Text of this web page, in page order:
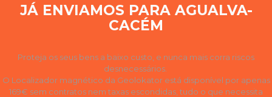
JÁ ENVIAMOS PARA AGUALVA-
CACÉM
Proteja os seus bens a baixo custo, e nunca mais corra riscos
desnecessários.
O Localizador magnético da Geolokator está disponível por apenas
169€ sem contratos nem taxas escondidas, tudo o que necessita